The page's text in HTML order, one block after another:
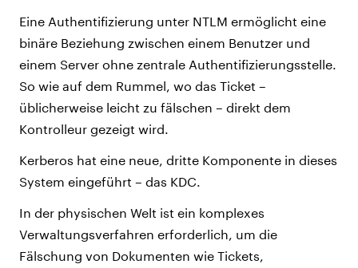
Eine Authentifizierung unter NTLM ermöglicht eine
binäre Beziehung zwischen einem Benutzer und
einem Server ohne zentrale Authentifizierungsstelle.
So wie auf dem Rummel, wo das Ticket –
üblicherweise leicht zu fälschen – direkt dem
Kontrolleur gezeigt wird.
Kerberos hat eine neue, dritte Komponente in dieses
System eingeführt – das KDC.
In der physischen Welt ist ein komplexes
Verwaltungsverfahren erforderlich, um die
Fälschung von Dokumenten wie Tickets,